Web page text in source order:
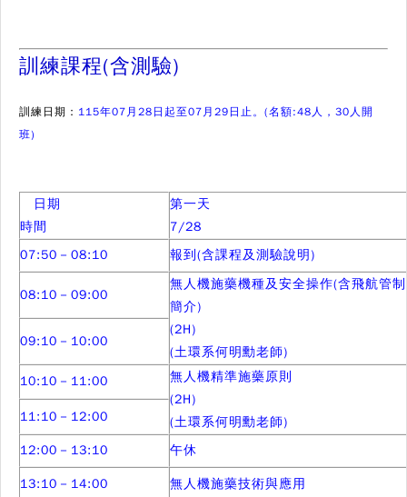
訓練課程(含測驗)
訓練日期： 115年07月28日起至07月29日止。(名額:48人，30人開
班)
日期
時間
第一天
7/28
07:50－08:10
報到(含課程及測驗說明)
08:10－09:00
無人機施藥機種及安全操作(含飛航管
簡介)
(2H)
(土環系何明勳老師)
09:10－10:00
10:10－11:00
無人機精準施藥原則
(2H)
(土環系何明勳老師)
11:10－12:00
12:00－13:10 午休
13:10－14:00
無人機施藥技術與應用